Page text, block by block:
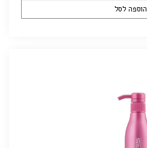
הוספה לסל